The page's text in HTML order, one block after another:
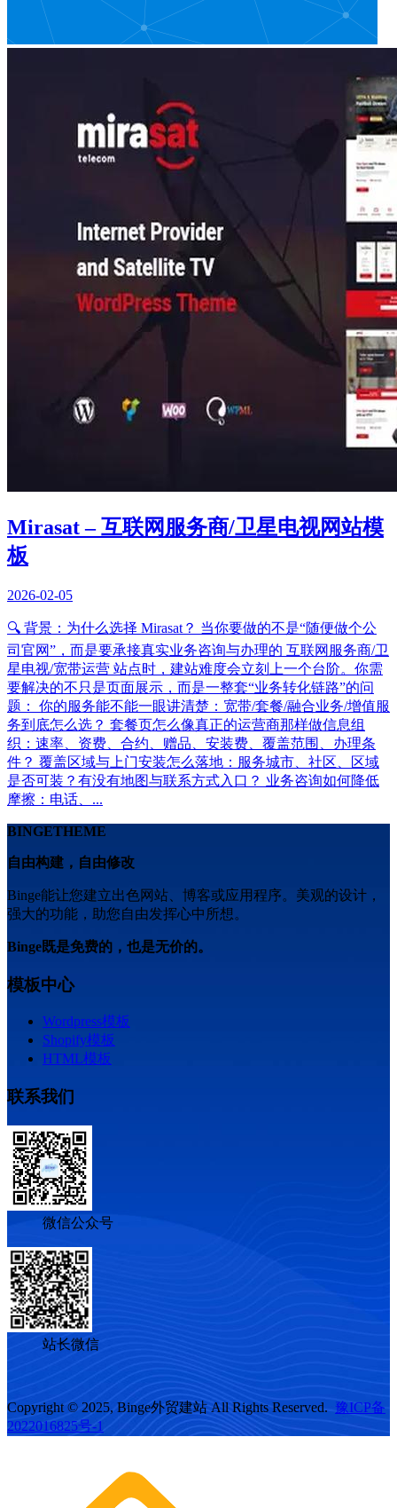
Mirasat – 互联网服务商/卫星电视网站模
板
2026-02-05
🔍 背景：为什么选择 Mirasat？ 当你要做的不是“随便做个公
司官网”，而是要承接真实业务咨询与办理的 互联网服务商/卫
星电视/宽带运营 站点时，建站难度会立刻上一个台阶。你需
要解决的不只是页面展示，而是一整套“业务转化链路”的问
题： 你的服务能不能一眼讲清楚：宽带/套餐/融合业务/增值服
务到底怎么选？ 套餐页怎么像真正的运营商那样做信息组
织：速率、资费、合约、赠品、安装费、覆盖范围、办理条
件？ 覆盖区域与上门安装怎么落地：服务城市、社区、区域
是否可装？有没有地图与联系方式入口？ 业务咨询如何降低
摩擦：电话、...
BINGETHEME
自由构建，自由修改
Binge能让您建立出色网站、博客或应用程序。美观的设计，
强大的功能，助您自由发挥心中所想。
Binge既是免费的，也是无价的。
模板中心
Wordpress模板
Shopify模板
HTML模板
联系我们
微信公众号
站长微信
Copyright © 2025, Binge外贸建站 All Rights Reserved. 豫ICP备
2022016825号-1